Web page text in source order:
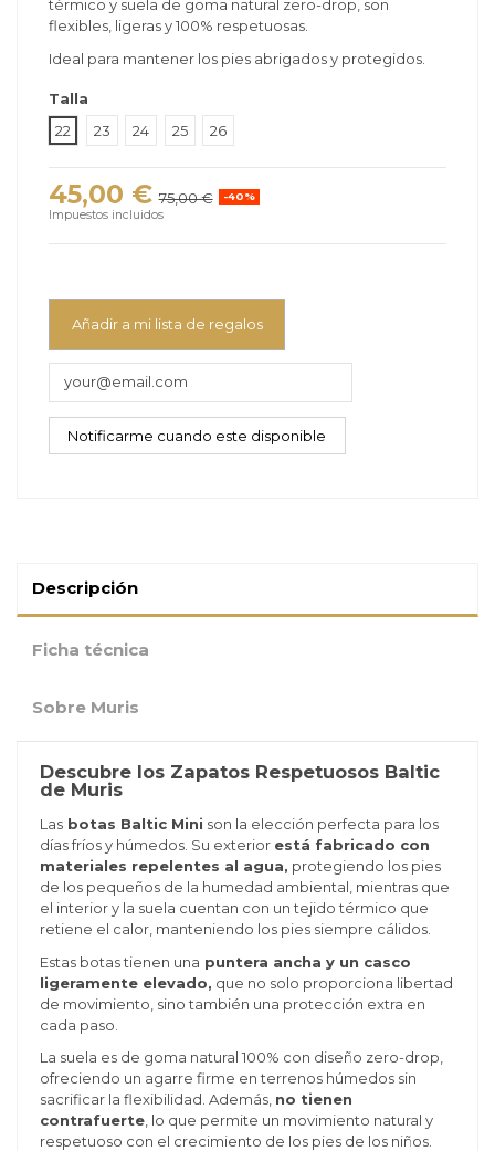
térmico y suela de goma natural zero-drop, son
flexibles, ligeras y 100% respetuosas.
Ideal para mantener los pies abrigados y protegidos.
Talla
22
23 24 25 26
45,00 € 75,00 € -40%
Impuestos incluidos
Añadir a mi lista de regalos
Descripción
Ficha técnica
Sobre Muris
Descubre los Zapatos Respetuosos Baltic
de Muris
Lasbotas Baltic Mini son la elección perfecta para los
días fríos y húmedos. Su exterior está fabricado con
materiales repelentes al agua, protegiendo los pies
de los pequeños de la humedad ambiental, mientras que
el interior y la suela cuentan con un tejido térmico que
retiene el calor, manteniendo los pies siempre cálidos.
Estas botas tienen una puntera ancha y un casco
ligeramente elevado, que no solo proporciona libertad
de movimiento, sino también una protección extra en
cada paso.
La suela es de goma natural 100% con diseño zero-drop,
ofreciendo un agarre firme en terrenos húmedos sin
sacrificar la flexibilidad. Además, no tienen
contrafuerte, lo que permite un movimiento natural y
respetuoso con el crecimiento de los pies de los niños.